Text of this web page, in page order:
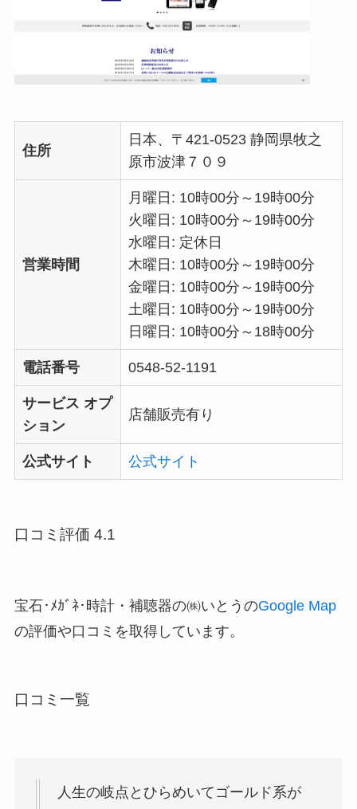
住所
日本、〒421-0523 静岡県牧之
原市波津７０９
営業時間
月曜日: 10時00分～19時00分
火曜日: 10時00分～19時00分
水曜日: 定休日
木曜日: 10時00分～19時00分
金曜日: 10時00分～19時00分
土曜日: 10時00分～19時00分
日曜日: 10時00分～18時00分
電話番号 0548-52-1191
サービス オプ
ション
店舗販売有り
公式サイト 公式サイト
口コミ評価 4.1
宝石･ﾒｶﾞﾈ･時計・補聴器の㈱いとうのGoogle Map
の評価や口コミを取得しています。
口コミ一覧
人生の岐点とひらめいてゴールド系が